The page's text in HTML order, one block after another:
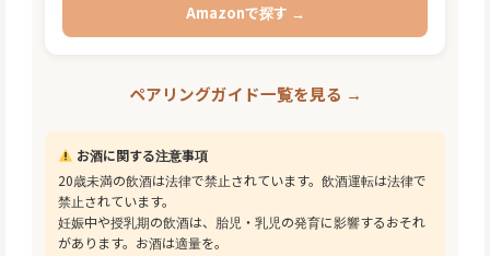
Amazonで探す →
ペアリングガイド一覧を見る →
お酒に関する注意事項
20歳未満の飲酒は法律で禁止されています。飲酒運転は法律で
禁止されています。
妊娠中や授乳期の飲酒は、胎児・乳児の発育に影響するおそれ
があります。お酒は適量を。